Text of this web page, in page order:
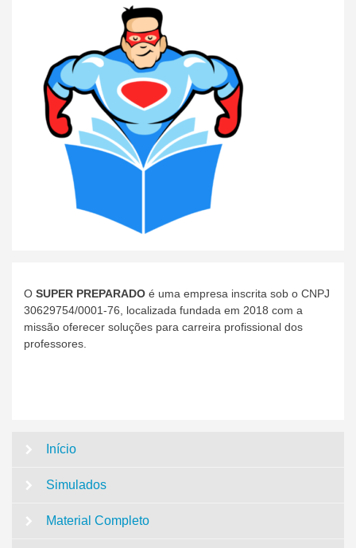
O SUPER PREPARADO é uma empresa inscrita sob o CNPJ
30629754/0001-76, localizada fundada em 2018 com a
missão oferecer soluções para carreira profissional dos
professores.
Início
Simulados
Material Completo